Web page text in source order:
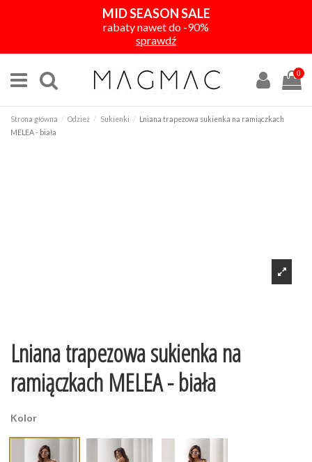
MID SEASON SALE
rabaty nawet do -90%
sprawdź
0
Strona główna Odzież Sukienki
Lniana trapezowa sukienka na ramiączkach
MELEA - biała
Lniana trapezowa sukienka na
ramiączkach MELEA - biała
Kolor